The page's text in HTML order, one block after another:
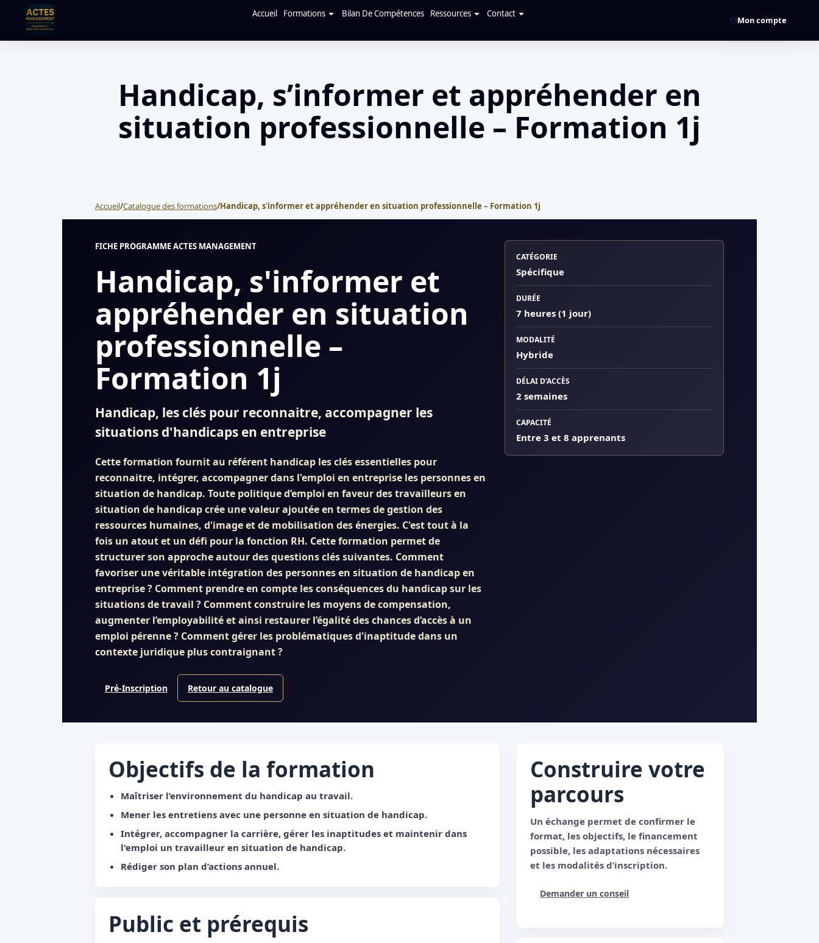
Accueil Formations Bilan De Compétences Ressources Contact
Mon compte
Handicap, s’informer et appréhender en
situation professionnelle – Formation 1j
Accueil/Catalogue des formations/Handicap, s'informer et appréhender en situation professionnelle – Formation 1j
FICHE PROGRAMME ACTES MANAGEMENT
Handicap, s'informer et
appréhender en situation
professionnelle –
Formation 1j
Handicap, les clés pour reconnaitre, accompagner les
situations d'handicaps en entreprise
Cette formation fournit au référent handicap les clés essentielles pour
reconnaitre, intégrer, accompagner dans l'emploi en entreprise les personnes en
situation de handicap. Toute politique d’emploi en faveur des travailleurs en
situation de handicap crée une valeur ajoutée en termes de gestion des
ressources humaines, d'image et de mobilisation des énergies. C'est tout à la
fois un atout et un défi pour la fonction RH. Cette formation permet de
structurer son approche autour des questions clés suivantes. Comment
favoriser une véritable intégration des personnes en situation de handicap en
entreprise ? Comment prendre en compte les conséquences du handicap sur les
situations de travail ? Comment construire les moyens de compensation,
augmenter l’employabilité et ainsi restaurer l’égalité des chances d’accès à un
emploi pérenne ? Comment gérer les problématiques d'inaptitude dans un
contexte juridique plus contraignant ?
Pré-Inscription Retour au catalogue
CATÉGORIE
Spécifique
DURÉE
7 heures (1 jour)
MODALITÉ
Hybride
DÉLAI D’ACCÈS
2 semaines
CAPACITÉ
Entre 3 et 8 apprenants
Objectifs de la formation
Maîtriser l’environnement du handicap au travail.
Mener les entretiens avec une personne en situation de handicap.
Intégrer, accompagner la carrière, gérer les inaptitudes et maintenir dans
l'emploi un travailleur en situation de handicap.
Rédiger son plan d’actions annuel.
Public et prérequis
Construire votre
parcours
Un échange permet de confirmer le
format, les objectifs, le financement
possible, les adaptations nécessaires
et les modalités d’inscription.
Demander un conseil